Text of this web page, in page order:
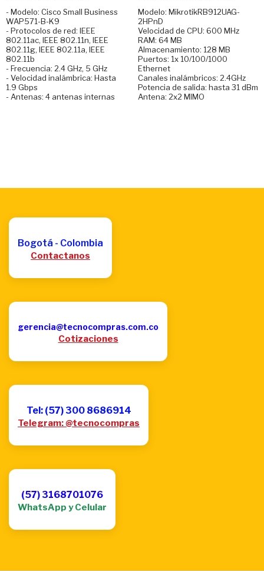
- Modelo: Cisco Small Business
WAP571-B-K9
- Protocolos de red: IEEE
802.11ac, IEEE 802.11n, IEEE
802.11g, IEEE 802.11a, IEEE
802.11b
- Frecuencia: 2.4 GHz, 5 GHz
- Velocidad inalámbrica: Hasta
1.9 Gbps
- Antenas: 4 antenas internas
Modelo: MikrotikRB912UAG-
2HPnD
Velocidad de CPU: 600 MHz
RAM: 64 MB
Almacenamiento: 128 MB
Puertos: 1x 10/100/1000
Ethernet
Canales inalámbricos: 2.4GHz
Potencia de salida: hasta 31 dBm
Antena: 2x2 MIMO
Bogotá - Colombia
Contactanos
gerencia@tecnocompras.com.co
Cotizaciones
Tel: (57) 300 8686914
Telegram: @tecnocompras
(57) 3168701076
WhatsApp y Celular